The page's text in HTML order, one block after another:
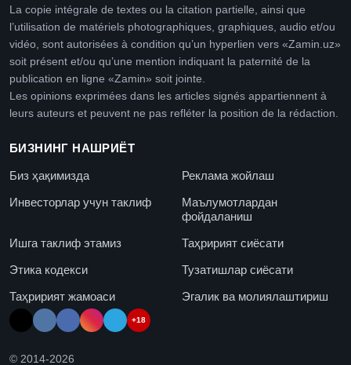
La copie intégrale de textes ou la citation partielle, ainsi que
l’utilisation de matériels photographiques, graphiques, audio et/ou
vidéo, sont autorisées à condition qu’un hyperlien vers «Zamin.uz»
soit présent et/ou qu’une mention indiquant la paternité de la
publication en ligne «Zamin» soit jointe.
Les opinions exprimées dans les articles signés appartiennent à
leurs auteurs et peuvent ne pas refléter la position de la rédaction.
БИЗНИНГ НАШРИЁТ
Биз ҳақимизда
Реклама жойлаш
Инвесторлар учун таклиф
Маълумотлардан
фойдаланиш
Ишга таклиф этамиз
Таҳририят сиёсати
Этика кодекси
Тузатишлар сиёсати
Таҳририят жамоаси
Эгалик ва молиялаштириш
+18
© 2014-2026